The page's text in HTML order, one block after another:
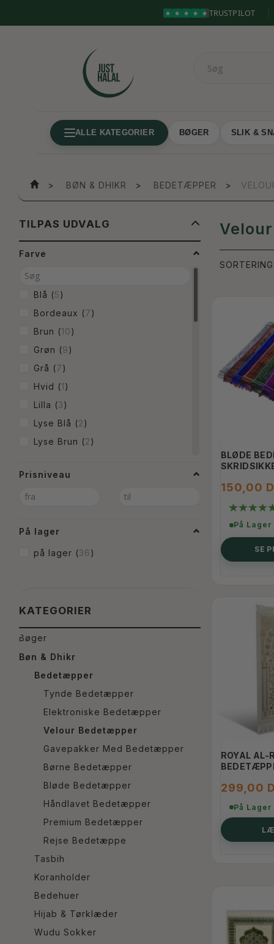
TRUSTPILOT
ALLE KATEGORIER BØGER SLIK &
BØN & DHIKR BEDETÆPPER
TILPAS UDVALG
SKIFTE
FILTER
Farve
Blå (5)
Bordeaux (7)
Brun (10)
Grøn (9)
Grå (7)
Hvid (1)
Lilla (3)
Lyse Blå (2)
Lyse Brun (2)
Lyserød
Mørke Blå
Rød(11
Sort(6)
Brun Glimmer
Sort Sølv glimmer(1)
Grøn Glimmer
Turkis Grøn
Valnød Brun
Mørke Blå(1)
Brun og Gyldent(1)
Mørke Grå(1)
Hvid Glimmer( 1)
Honning Brun(1)
Sølv og Brun(1)
Beige(2)
Antracitgrå(1)
Mørk Taupe(2)
Emerald Green
Blå og Orange
Prisniveau
På lager
på lager (36)
KATEGORIER
Bøger
Bøn & Dhikr
Bedetæpper
Tynde Bedetæpper
Elektroniske Bedetæpper
Velour Bedetæpper
Gavepakker Med Bedetæpper
Børne Bedetæpper
Bløde Bedetæpper
Håndlavet Bedetæpper
Premium Bedetæpper
Rejse Bedetæppe
Tasbih
Koranholder
Bedehuer
Hijab & Tørklæder
Wudu Sokker
SORTERING:
BLØDE
150,00
På Lager
SE
ROYAL AL-
299,00
På Lager